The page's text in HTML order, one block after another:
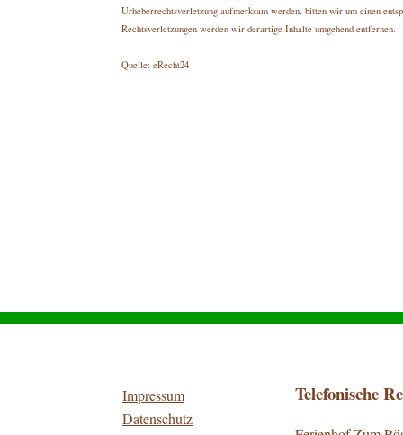
Urheberrechtsverletzung aufmerksam werden, bitten wir um einen
Rechtsverletzungen werden wir derartige Inhalte umgehend entfernen.
Quelle: eRecht24
Impressum
Datenschutz
Telefonische